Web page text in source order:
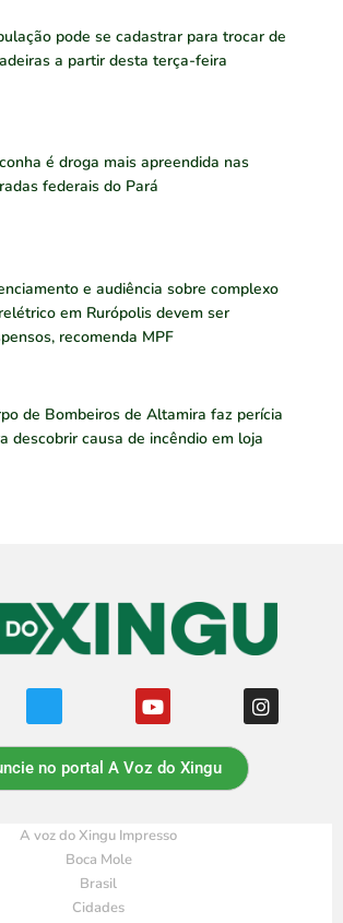
pode se cadastrar para trocar de
a partir desta terça-feira
é droga mais apreendida nas
federais do Pará
e audiência sobre complexo
em Rurópolis devem ser
recomenda MPF
de Bombeiros de Altamira faz perícia
descobrir causa de incêndio em loja
no portal A Voz do Xingu
A voz do Xingu Impresso
Boca Mole
Brasil
Cidades